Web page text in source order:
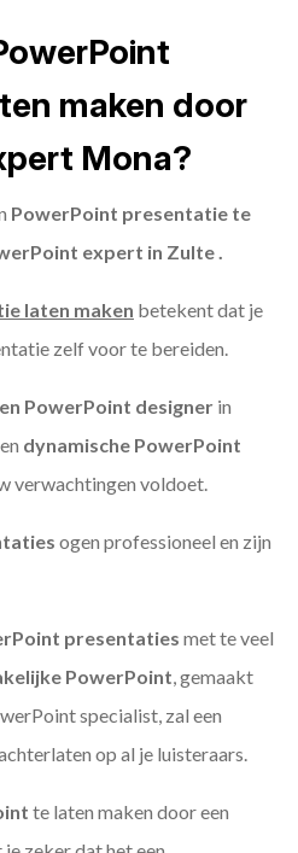
maken door
Mona?
PowerPoint presentatie te
expert in Zulte .
laten maken betekent dat je
zelf voor te bereiden.
PowerPoint designer in
dynamische PowerPoint
verwachtingen voldoet.
ogen professioneel en zijn
presentaties met te veel
PowerPoint, gemaakt
specialist, zal een
op al je luisteraars.
te laten maken door een